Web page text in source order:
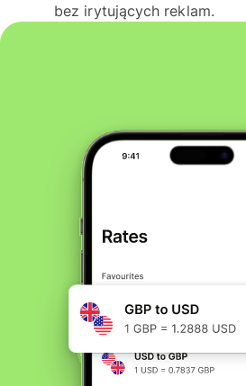
bez irytujących reklam.